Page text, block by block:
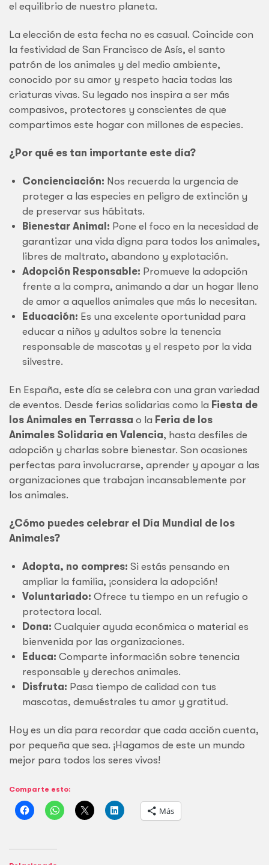
el equilibrio de nuestro planeta.
La elección de esta fecha no es casual. Coincide con
la festividad de San Francisco de Asís, el santo
patrón de los animales y del medio ambiente,
conocido por su amor y respeto hacia todas las
criaturas vivas. Su legado nos inspira a ser más
compasivos, protectores y conscientes de que
compartimos este hogar con millones de especies.
¿Por qué es tan importante este día?
Concienciación: Nos recuerda la urgencia de
proteger a las especies en peligro de extinción y
de preservar sus hábitats.
Bienestar Animal: Pone el foco en la necesidad de
garantizar una vida digna para todos los animales,
libres de maltrato, abandono y explotación.
Adopción Responsable: Promueve la adopción
frente a la compra, animando a dar un hogar lleno
de amor a aquellos animales que más lo necesitan.
Educación: Es una excelente oportunidad para
educar a niños y adultos sobre la tenencia
responsable de mascotas y el respeto por la vida
silvestre.
En España, este día se celebra con una gran variedad
de eventos. Desde ferias solidarias como la Fiesta de
los Animales en Terrassa o la Feria de los
Animales Solidaria en Valencia, hasta desfiles de
adopción y charlas sobre bienestar. Son ocasiones
perfectas para involucrarse, aprender y apoyar a las
organizaciones que trabajan incansablemente por
los animales.
¿Cómo puedes celebrar el Día Mundial de los
Animales?
Adopta, no compres: Si estás pensando en
ampliar la familia, ¡considera la adopción!
Voluntariado: Ofrece tu tiempo en un refugio o
protectora local.
Dona: Cualquier ayuda económica o material es
bienvenida por las organizaciones.
Educa: Comparte información sobre tenencia
responsable y derechos animales.
Disfruta: Pasa tiempo de calidad con tus
mascotas, demuéstrales tu amor y gratitud.
Hoy es un día para recordar que cada acción cuenta,
por pequeña que sea. ¡Hagamos de este un mundo
mejor para todos los seres vivos!
Comparte esto:
Más